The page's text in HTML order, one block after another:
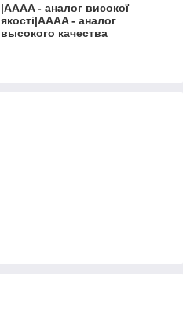
|AAAA - аналог високої
якості|AAAA - аналог
высокого качества